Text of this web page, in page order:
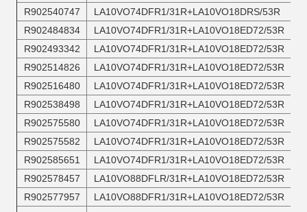
R902540747
LA10VO74DFR1/31R+LA10VO18DRS/53R
R902484834
LA10VO74DFR1/31R+LA10VO18ED72/53R
R902493342
LA10VO74DFR1/31R+LA10VO18ED72/53R
R902514826
LA10VO74DFR1/31R+LA10VO18ED72/53R
R902516480
LA10VO74DFR1/31R+LA10VO18ED72/53R
R902538498
LA10VO74DFR1/31R+LA10VO18ED72/53R
R902575580
LA10VO74DFR1/31R+LA10VO18ED72/53R
R902575582
LA10VO74DFR1/31R+LA10VO18ED72/53R
R902585651
LA10VO74DFR1/31R+LA10VO18ED72/53R
R902578457
LA10VO88DFLR/31R+LA10VO18ED72/53R
R902577957
LA10VO88DFR1/31R+LA10VO18ED72/53R